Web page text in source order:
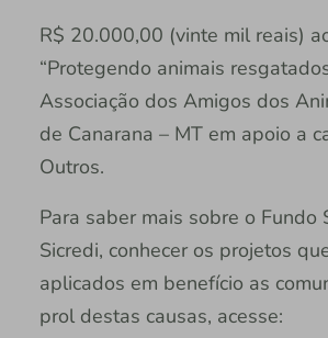
R$ 20.000,00 (vinte mil reais)
“Protegendo animais
Associação dos Amigos dos
de Canarana – MT em apoio a
Outros.
Para saber mais sobre o Fundo
Sicredi, conhecer os projetos
aplicados em benefício as
prol destas causas, acesse: